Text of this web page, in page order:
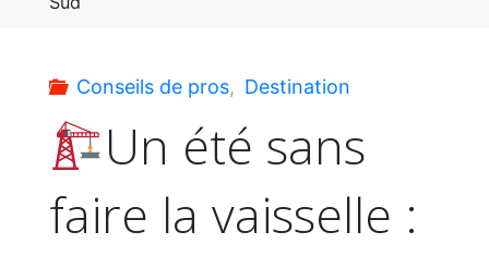
Conseils de pros, Destination
Un été sans
faire la vaisselle :